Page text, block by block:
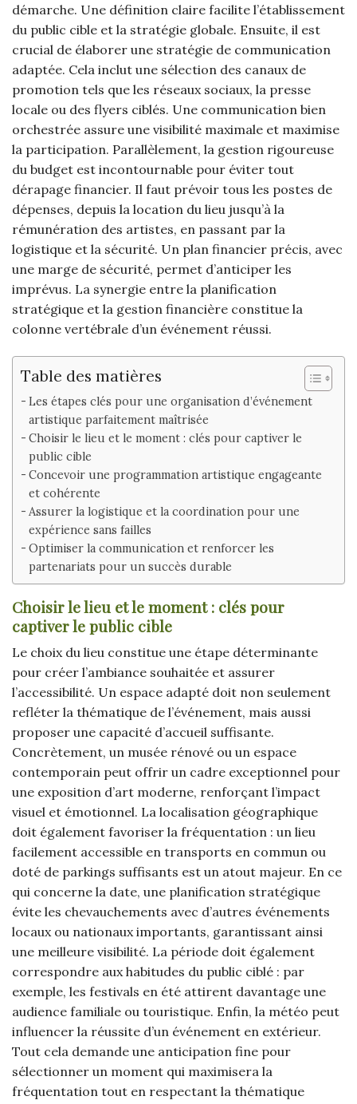
démarche. Une définition claire facilite l’établissement
du public cible et la stratégie globale. Ensuite, il est
crucial de élaborer une stratégie de communication
adaptée. Cela inclut une sélection des canaux de
promotion tels que les réseaux sociaux, la presse
locale ou des flyers ciblés. Une communication bien
orchestrée assure une visibilité maximale et maximise
la participation. Parallèlement, la gestion rigoureuse
du budget est incontournable pour éviter tout
dérapage financier. Il faut prévoir tous les postes de
dépenses, depuis la location du lieu jusqu’à la
rémunération des artistes, en passant par la
logistique et la sécurité. Un plan financier précis, avec
une marge de sécurité, permet d’anticiper les
imprévus. La synergie entre la planification
stratégique et la gestion financière constitue la
colonne vertébrale d’un événement réussi.
Table des matières
Les étapes clés pour une organisation d’événement
artistique parfaitement maîtrisée
Choisir le lieu et le moment : clés pour captiver le
public cible
Concevoir une programmation artistique engageante
et cohérente
Assurer la logistique et la coordination pour une
expérience sans failles
Optimiser la communication et renforcer les
partenariats pour un succès durable
Choisir le lieu et le moment : clés pour
captiver le public cible
Le choix du lieu constitue une étape déterminante
pour créer l’ambiance souhaitée et assurer
l’accessibilité. Un espace adapté doit non seulement
refléter la thématique de l’événement, mais aussi
proposer une capacité d’accueil suffisante.
Concrètement, un musée rénové ou un espace
contemporain peut offrir un cadre exceptionnel pour
une exposition d’art moderne, renforçant l’impact
visuel et émotionnel. La localisation géographique
doit également favoriser la fréquentation : un lieu
facilement accessible en transports en commun ou
doté de parkings suffisants est un atout majeur. En ce
qui concerne la date, une planification stratégique
évite les chevauchements avec d’autres événements
locaux ou nationaux importants, garantissant ainsi
une meilleure visibilité. La période doit également
correspondre aux habitudes du public ciblé : par
exemple, les festivals en été attirent davantage une
audience familiale ou touristique. Enfin, la météo peut
influencer la réussite d’un événement en extérieur.
Tout cela demande une anticipation fine pour
sélectionner un moment qui maximisera la
fréquentation tout en respectant la thématique